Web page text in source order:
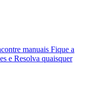
manuais Fique a
e Resolva quaisquer